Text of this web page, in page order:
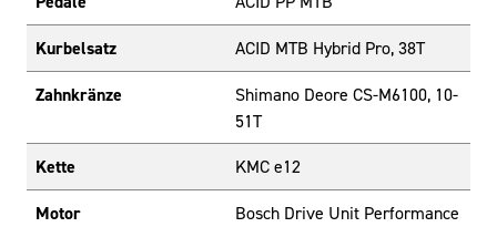
Kurbelsatz ACID MTB Hybrid Pro, 38T
Zahnkränze
Shimano Deore CS-M6100, 10-
51T
Kette KMC e12
Motor
Bosch Drive Unit Performance